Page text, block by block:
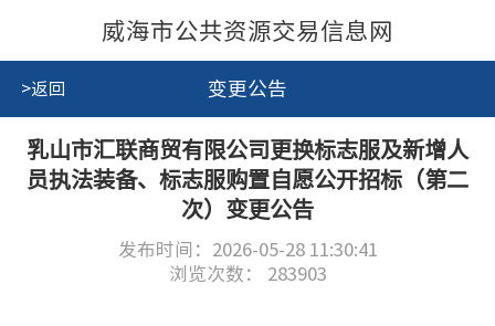
威海市公共资源交易信息网
变更公告
>返回
乳山市汇联商贸有限公司更换标志服及新增人
员执法装备、标志服购置自愿公开招标（第二
次）变更公告
发布时间：2026-05-28 11:30:41
浏览次数： 283903